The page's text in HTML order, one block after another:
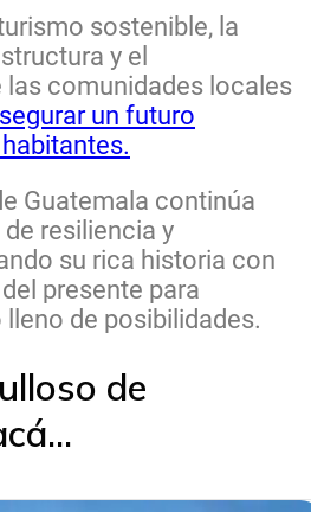
sostenible, la
y el
comunidades locales
un futuro
Guatemala continúa
resiliencia y
su rica historia con
presente para
de posibilidades.
de